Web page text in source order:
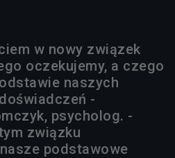
w nowy związek
oczekujemy, a czego
naszych
-
psycholog. -
związku
podstawowe